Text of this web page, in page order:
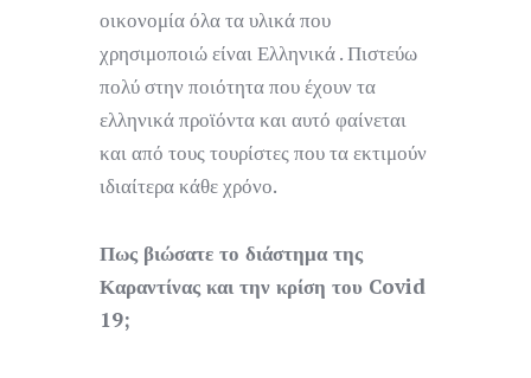
οικονομία όλα τα υλικά που
χρησιμοποιώ είναι Ελληνικά . Πιστεύω
πολύ στην ποιότητα που έχουν τα
ελληνικά προϊόντα και αυτό φαίνεται
και από τους τουρίστες που τα εκτιμούν
ιδιαίτερα κάθε χρόνο.
Πως βιώσατε το διάστημα της
Καραντίνας και την κρίση του Covid
19;